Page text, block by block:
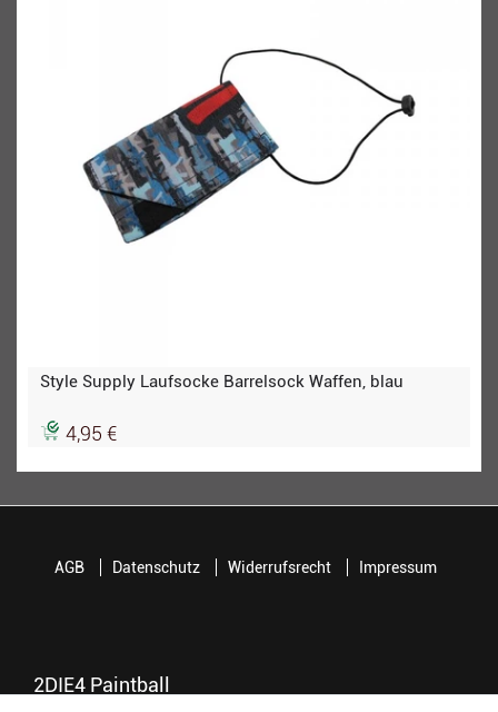
Style Supply Laufsocke Barrelsock Waffen, blau
4,95 €
2DIE4 Paintball
AGB Datenschutz Widerrufsrecht Impressum